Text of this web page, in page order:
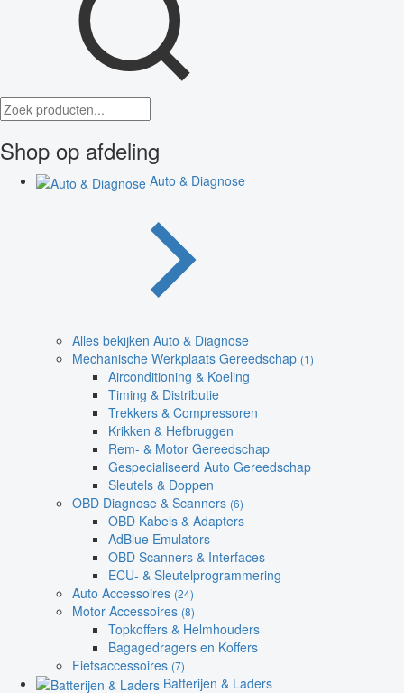
Shop op afdeling
Auto & Diagnose
Alles bekijken Auto & Diagnose
Mechanische Werkplaats Gereedschap (1)
Airconditioning & Koeling
Timing & Distributie
Trekkers & Compressoren
Krikken & Hefbruggen
Rem- & Motor Gereedschap
Gespecialiseerd Auto Gereedschap
Sleutels & Doppen
OBD Diagnose & Scanners (6)
OBD Kabels & Adapters
AdBlue Emulators
OBD Scanners & Interfaces
ECU- & Sleutelprogrammering
Auto Accessoires (24)
Motor Accessoires (8)
Topkoffers & Helmhouders
Bagagedragers en Koffers
Fietsaccessoires (7)
Batterijen & Laders